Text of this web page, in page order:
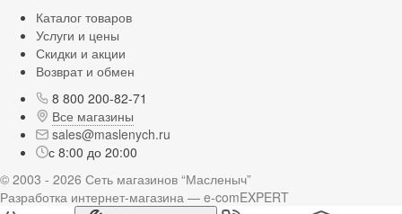
Каталог товаров
Услуги и цены
Скидки и акции
Возврат и обмен
8 800 200-82-71
Все магазины
sales@maslenych.ru
с 8:00 до 20:00
© 2003 - 2026 Сеть магазинов “Масленыч”
Разработка интернет-магазина — e-comEXPERT